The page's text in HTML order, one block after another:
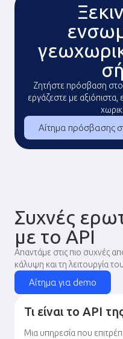
Ζητήστε πρόσβαση στο
εργάζεστε με
Αίτημα πρόσβασης
Συχνές
με το API
Απαντάμε στις πιο συχνές
κάλυψη και τη λειτουργία
Αίτημα για demo
Τι είναι το API
Μια υπηρεσία που